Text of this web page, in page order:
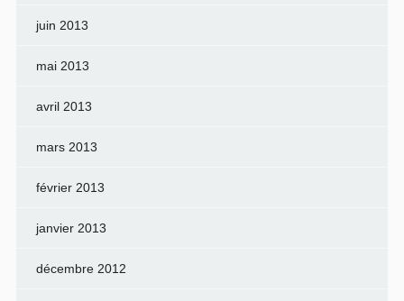
juin 2013
mai 2013
avril 2013
mars 2013
février 2013
janvier 2013
décembre 2012